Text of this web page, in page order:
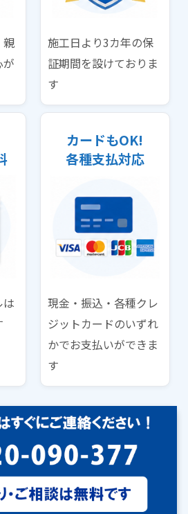
親
施工日より3カ年の保
証期間を設けておりま
す
カードもOK!
各種支払対応
現金・振込・各種クレ
ジットカードのいずれ
かでお支払いができま
す